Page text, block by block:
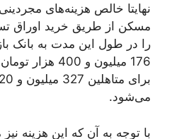
نهایتا خالص هزینه‌های
مسکن از طریق خرید اوراق
را در طول این مدت به بانک
176 میلیون و
می‌‌شود.
با توجه به آن که این هزینه نیز